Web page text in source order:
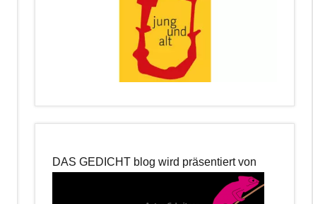
DAS GEDICHT blog wird präsentiert von